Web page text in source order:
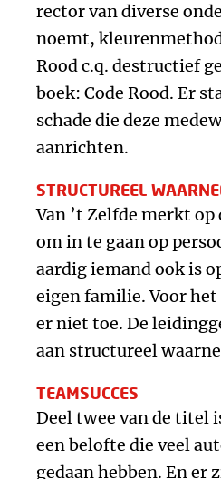
rector van diverse
noemt,
Rood c.q. destructief
boek: Code Rood. Er
schade die deze
aanrichten.
STRUCTUREEL
Van ’t Zelfde merkt
om in te gaan op
aardig iemand ook is
eigen familie. Voor
er niet toe. De
aan structureel
TEAMSUCCES
Deel twee van de titel
een belofte die veel
gedaan hebben. En